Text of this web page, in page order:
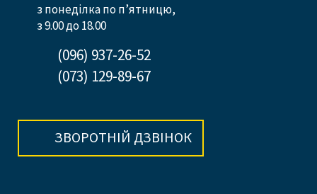
з понеділка по п’ятницю,
з 9.00 до 18.00
(096) 937-26-52
(073) 129-89-67
ЗВОРОТНІЙ ДЗВІНОК